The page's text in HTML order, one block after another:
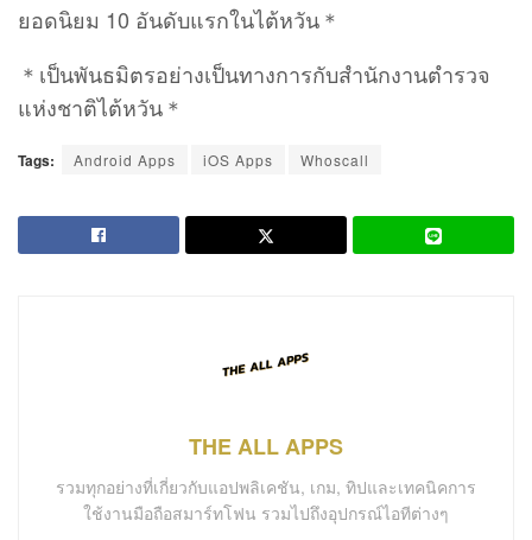
ยอดนิยม 10 อันดับแรกในไต้หวัน＊
＊เป็นพันธมิตรอย่างเป็นทางการกับสำนักงานตำรวจ
แห่งชาติไต้หวัน＊
Tags: Android Apps iOS Apps Whoscall
THE ALL APPS
รวมทุกอย่างที่เกี่ยวกับแอปพลิเคชัน, เกม, ทิปและเทคนิคการ
ใช้งานมือถือสมาร์ทโฟน รวมไปถึงอุปกรณ์ไอทีต่างๆ